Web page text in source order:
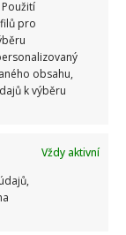
pro
obsahu,
k výběru
Vždy aktivní